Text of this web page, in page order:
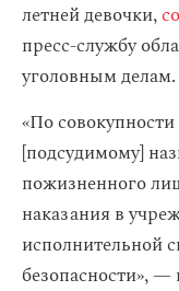
летней девочки,
пресс-службу
уголовным делам.
«По
[подсудимому]
пожизненного
наказания в
исполнительной
безопасности»,